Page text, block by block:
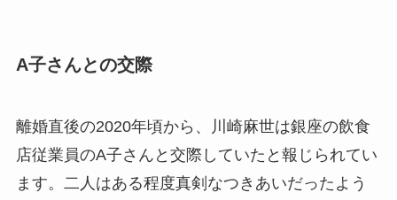
A子さんとの交際
離婚直後の2020年頃から、川崎麻世は銀座の飲食
店従業員のA子さんと交際していたと報じられてい
ます。二人はある程度真剣なつきあいだったよう